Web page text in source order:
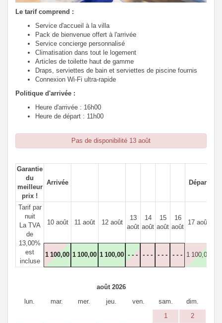
Le tarif comprend :
Service d'accueil à la villa
Pack de bienvenue offert à l'arrivée
Service concierge personnalisé
Climatisation dans tout le logement
Articles de toilette haut de gamme
Draps, serviettes de bain et serviettes de piscine fournis
Connexion Wi-Fi ultra-rapide
Politique d'arrivée :
Heure d'arrivée : 16h00
Heure de départ : 11h00
Pas de disponibilité 13 août
Garantie
du
meilleur
prix !
Arrivée Départ
Tarif par
nuit
La TVA
de
13,00%
est
incluse
10 août 11 août 12 août
13
août
14
août
15
août
16
août
17 août
1 100,00 1 100,00 1 100,00 - - - - - - - - - - - - 1 100,00
août 2026
lun.
mar. mer. jeu. ven. sam.
dim.
1
2